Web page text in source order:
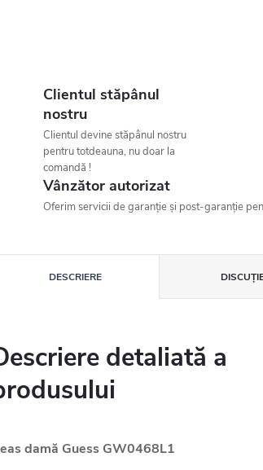
Clientul stăpânul
nostru
Clientul devine stăpânul nostru
pentru totdeauna, nu doar la
comandă !
Vânzător autorizat
Oferim servicii de garanție și post-garanție
DESCRIERE
detaliată a
damă Guess GW0468L1